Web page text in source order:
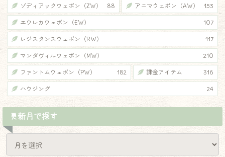
ゾディアックウェポン（ZW） 88 アニマウェポン（AW） 153
エウレカウェポン（EW） 107
レジスタンスウェポン（RW） 117
マンダヴィルウェポン（MW） 210
ファントムウェポン（PW） 182 課金アイテム 316
ハウジング 24
更新月で探す